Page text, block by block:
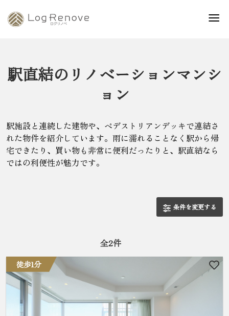
駅直結のリノベーションマンシ
ョン
駅施設と連続した建物や、ペデストリアンデッキで連結さ
れた物件を紹介しています。雨に濡れることなく駅から帰
宅できたり、買い物も非常に便利だったりと、駅直結なら
ではの利便性が魅力です。
条件を変更する
全2件
徒歩1分